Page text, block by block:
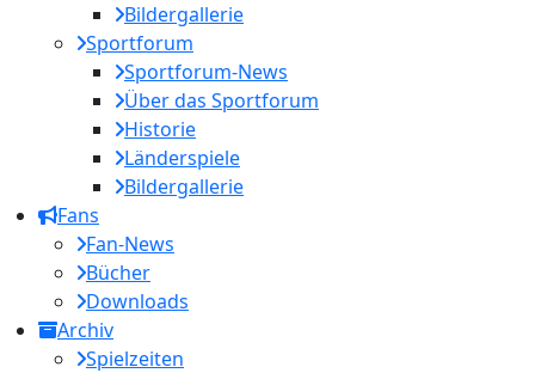
Bildergallerie
Sportforum
Sportforum-News
Über das Sportforum
Historie
Länderspiele
Bildergallerie
Fans
Fan-News
Bücher
Downloads
Archiv
Spielzeiten